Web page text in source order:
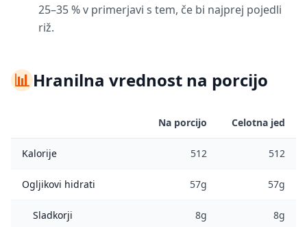
25–35 % v primerjavi s tem, če bi najprej pojedli
riž.
📊Hranilna vrednost na porcijo
Na porcijo Celotna jed
Kalorije 512 512
Ogljikovi hidrati 57g 57g
Sladkorji 8g 8g